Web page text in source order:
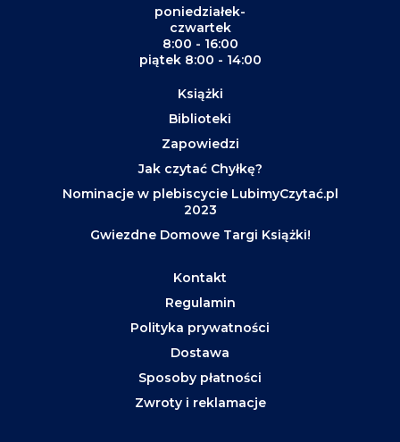
poniedziałek-
czwartek
8:00 - 16:00
piątek 8:00 - 14:00
Książki
Biblioteki
Zapowiedzi
Jak czytać Chyłkę?
Nominacje w plebiscycie LubimyCzytać.pl
2023
Gwiezdne Domowe Targi Książki!
Kontakt
Regulamin
Polityka prywatności
Dostawa
Sposoby płatności
Zwroty i reklamacje